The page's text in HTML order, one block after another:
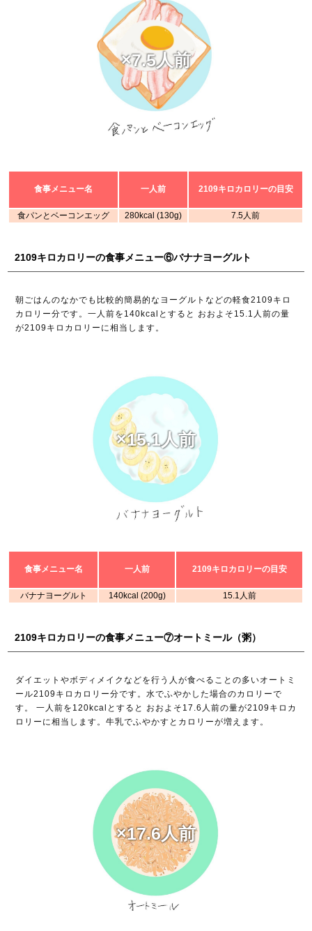
×7.5人前
食事メニュー名 一人前 2109キロカロリーの目安
食パンとベーコンエッグ 280kcal (130g) 7.5人前
2109キロカロリーの食事メニュー⑥バナナヨーグルト
朝ごはんのなかでも比較的簡易的なヨーグルトなどの軽食2109キロ
カロリー分です。一人前を140kcalとすると おおよそ15.1人前の量
が2109キロカロリーに相当します。
×15.1人前
食事メニュー名 一人前 2109キロカロリーの目安
バナナヨーグルト 140kcal (200g) 15.1人前
2109キロカロリーの食事メニュー⑦オートミール（粥）
ダイエットやボディメイクなどを行う人が食べることの多いオートミ
ール2109キロカロリー分です。水でふやかした場合のカロリーで
す。 一人前を120kcalとすると おおよそ17.6人前の量が2109キロカ
ロリーに相当します。牛乳でふやかすとカロリーが増えます。
×17.6人前